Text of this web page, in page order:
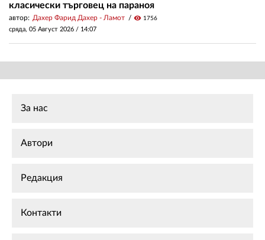
класически търговец на параноя
автор: Дахер Фарид Дахер - Ламот visibility 1756
сряда, 05 Август 2026 / 14:07
За нас
Автори
Редакция
Контакти